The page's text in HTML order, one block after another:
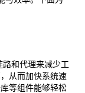
和代理来减少工
从而加快系统速
等组件能够轻松